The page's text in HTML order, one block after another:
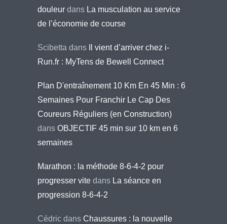
douleur dans La musculation au service
de l’économie de course
Scibetta dans
Il vient d’arriver chez i-
Run.fr : MyTens de Bewell Connect
Plan D'entraînement 10 Km En 45 Min : 6
Semaines Pour Franchir Le Cap Des
Coureurs Réguliers (en Construction)
dans OBJECTIF 45 min sur 10 km en 6
semaines
Marathon : la méthode 8-6-4-2 pour
progresser vite dans La séance en
progression 8-6-4-2
Cédric dans Chaussures : la nouvelle